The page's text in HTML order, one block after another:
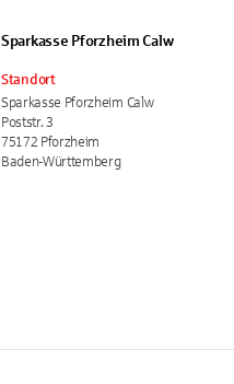
Sparkasse Pforzheim Calw
Standort
Sparkasse Pforzheim Calw
Poststr. 3
75172 Pforzheim
Baden-Württemberg